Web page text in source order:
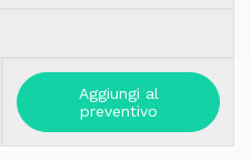
Aggiungi al
preventivo